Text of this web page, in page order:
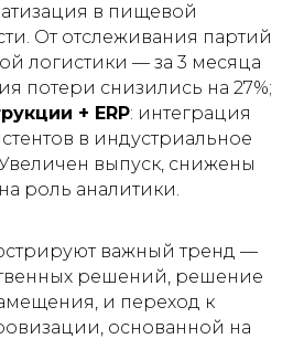
в пищевой
От отслеживания партий
логистики — за 3 месяца
потери снизились на 27%;
+ ERP: интеграция
в индустриальное
выпуск, снижены
роль аналитики.
важный тренд —
решений, решение
и переход к
основанной на